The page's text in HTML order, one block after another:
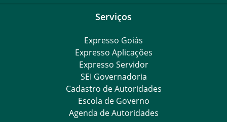
Serviços
Expresso Goiás
Expresso Aplicações
Expresso Servidor
SEI Governadoria
Cadastro de Autoridades
Escola de Governo
Agenda de Autoridades